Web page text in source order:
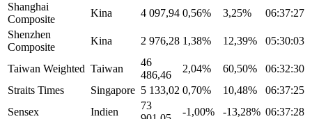
Shanghai
Composite
Kina 4 097,94 0,56% 3,25%
06:37:27
Shenzhen
Composite
Kina 2 976,28 1,38% 12,39% 05:30:03
Taiwan Weighted Taiwan
46
486,46
2,04% 60,50%
06:32:30
Straits Times
Singapore 5 133,02 0,70% 10,48%
06:37:25
Sensex
Indien
73
-1,00% -13,28% 06:37:28